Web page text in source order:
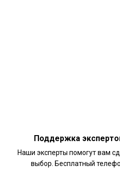
Поддержка
Наши эксперты помогут вам
выбор. Бесплатный